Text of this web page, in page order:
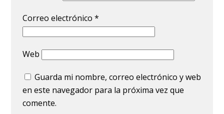
Correo electrónico*
Web
Guarda mi nombre, correo electrónico y web
en este navegador para la próxima vez que
comente.